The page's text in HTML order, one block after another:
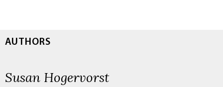
AUTHORS
Susan Hogervorst